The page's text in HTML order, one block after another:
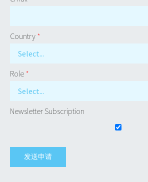
Country *
Select...
Role *
Select...
Newsletter Subscription